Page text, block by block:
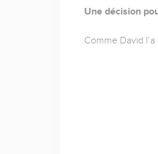
Une décision
Comme David